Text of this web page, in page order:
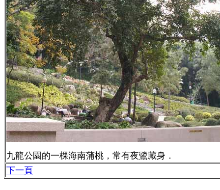
九龍公園的一棵海南蒲桃，常有夜鷺藏身．
下一頁